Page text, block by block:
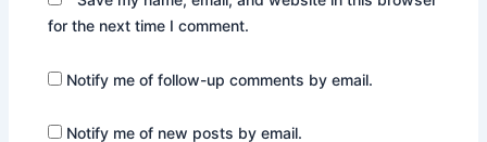
for the next time I comment.
Notify me of follow-up comments by email.
Notify me of new posts by email.